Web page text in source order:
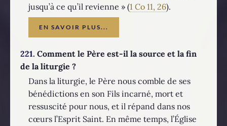
jusqu’à ce qu’il revienne » (1 Co 11, 26).
EN SAVOIR PLUS...
221. Comment le Père est-il la source et la fin
de la liturgie ?
Dans la liturgie, le Père nous comble de ses
bénédictions en son Fils incarné, mort et
ressuscité pour nous, et il répand dans nos
cœurs l’Esprit Saint. En même temps, l’Église